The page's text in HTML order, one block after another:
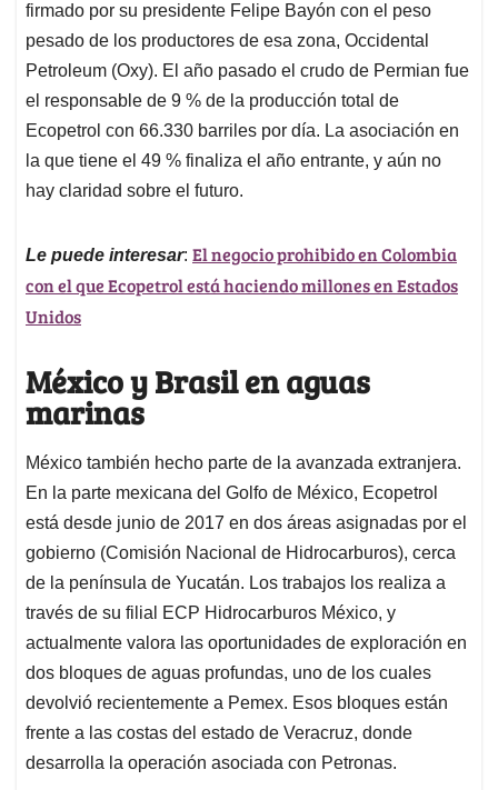
firmado por su presidente Felipe Bayón con el peso
pesado de los productores de esa zona, Occidental
Petroleum (Oxy). El año pasado el crudo de Permian fue
el responsable de 9 % de la producción total de
Ecopetrol con 66.330 barriles por día. La asociación en
la que tiene el 49 % finaliza el año entrante, y aún no
hay claridad sobre el futuro.
Le puede interesar: El negocio prohibido en Colombia
con el que Ecopetrol está haciendo millones en Estados
Unidos
México y Brasil en aguas
marinas
México también hecho parte de la avanzada extranjera.
En la parte mexicana del Golfo de México, Ecopetrol
está desde junio de 2017 en dos áreas asignadas por el
gobierno (Comisión Nacional de Hidrocarburos), cerca
de la península de Yucatán. Los trabajos los realiza a
través de su filial ECP Hidrocarburos México, y
actualmente valora las oportunidades de exploración en
dos bloques de aguas profundas, uno de los cuales
devolvió recientemente a Pemex. Esos bloques están
frente a las costas del estado de Veracruz, donde
desarrolla la operación asociada con Petronas.